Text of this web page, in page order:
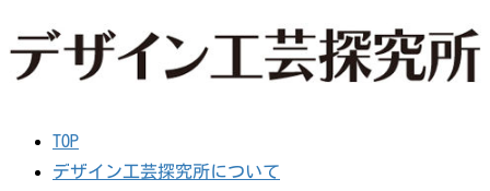
TOP
デザイン工芸探究所について